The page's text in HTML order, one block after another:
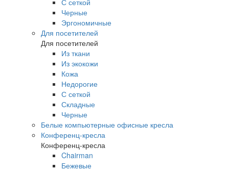
С сеткой
Черные
Эргономичные
Для посетителей
Для посетителей
Из ткани
Из экокожи
Кожа
Недорогие
С сеткой
Складные
Черные
Белые компьютерные офисные кресла
Конференц-кресла
Конференц-кресла
Chairman
Бежевые